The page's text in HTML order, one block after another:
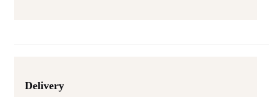
Delivery